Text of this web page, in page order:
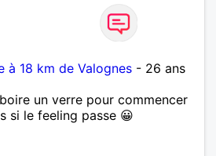
à 18 km de Valognes - 26 ans
un verre pour commencer
si le feeling passe 😀